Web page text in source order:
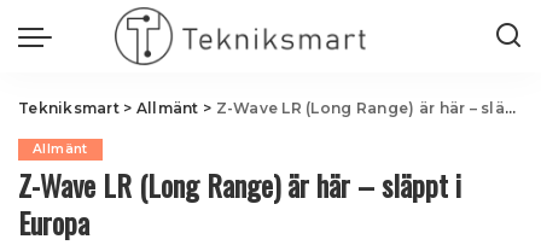
Tekniksmart> Allmänt > Z-Wave LR (Long Range) är här – släppt i Europa
Allmänt
Z-Wave LR (Long Range) är här – släppt i
Europa